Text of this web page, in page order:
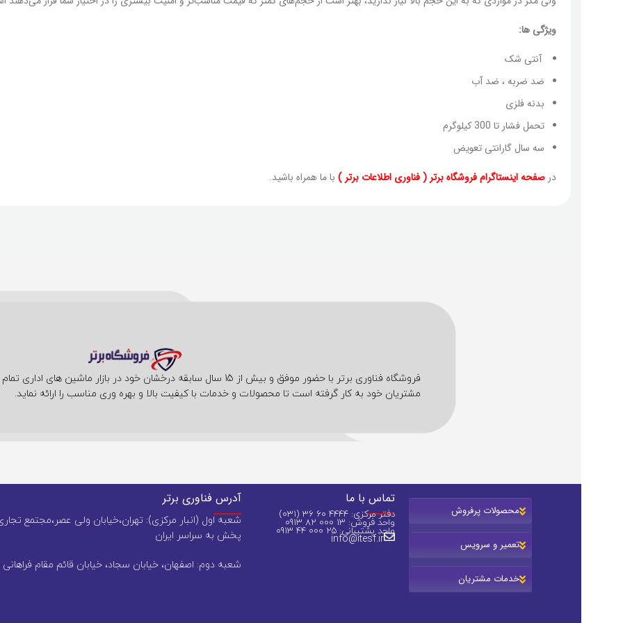
ویژگی ها:
آنتی شک
ضد ضربه ، ضد آب
بدنه فلزی
تحمل فشار تا 300 کیلوگرم
سه سال گارانتی تعویض
در صفحه اینستاگرام فروشگاه برتر ( فناوری اطلاعات برتر ) با ما همراه باشید.
فروشگاه فناوری برتر با حضور موفق و بیش از 15 سال سابقه درخشان خود در بازار
مشتریان خود به کار گرفته است تا محصولات و خدمات با کیفیت بالا و بهره وری مناسب را ارائه نماید.
محصولات پرفروش
تعمیر و سرویس
خدمات مشتریان
تماس با ما
دفتر مرکزی: 4444 60 36 (031)
واحد فروش: 13 000 82 0913
واحد پشتیبانی: 25 000 44 0913
info@itesf.ir
آدرس فناوری برتر
شعبه اول (انبار مرکزی): تهران،خیابان ولی عصر،مجتمع
پخش به سراسر ایران
شعبه دوم: اصفهان، خیابان سجاد، خیابان قائم مقام فراهانی